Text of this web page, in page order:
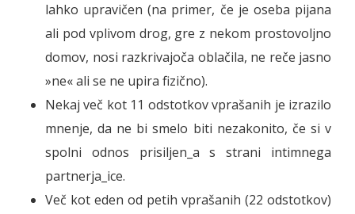
lahko upravičen (na primer, če je oseba pijana
ali pod vplivom drog, gre z nekom prostovoljno
domov, nosi razkrivajoča oblačila, ne reče jasno
»ne« ali se ne upira fizično).
Nekaj več kot 11 odstotkov vprašanih je izrazilo
mnenje, da ne bi smelo biti nezakonito, če si v
spolni odnos prisiljen_a s strani intimnega
partnerja_ice.
Več kot eden od petih vprašanih (22 odstotkov)